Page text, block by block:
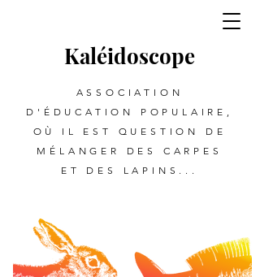
Kaléidoscope
ASSOCIATION
D'ÉDUCATION POPULAIRE,
OÙ IL EST QUESTION DE
MÉLANGER DES CARPES
ET DES LAPINS...